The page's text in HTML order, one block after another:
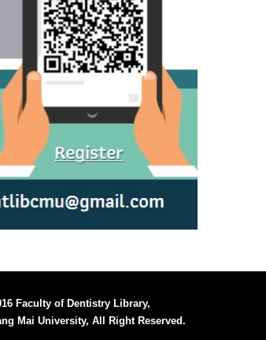
Faculty of Dentistry Library,
Mai University, All Right Reserved.